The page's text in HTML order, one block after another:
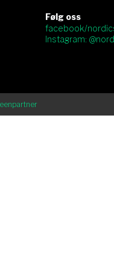
Følg oss
facebook/
Instagram: